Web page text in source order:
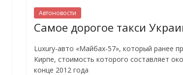
Автоновости
Самое дорогое такси
Luxury-авто «Майбах-57», который ранее
Кирпе, стоимость которого составляет
конце 2012 года